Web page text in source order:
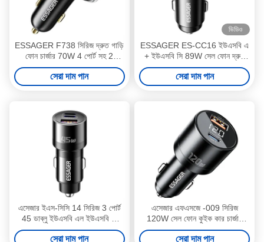
ESSAGER F738 সিরিজ দ্রুত গাড়ি
ফোন চার্জার 70W 4 পোর্ট সহ 2
ইউএসবি A 2 ইউএসবি সি
সেরা দাম পান
ভিডিও
ESSAGER ES-CC16 ইউএসবি এ
+ ইউএসবি সি 89W সেল ফোন দ্রুত
চার্জিং গাড়ি চার্জার
সেরা দাম পান
এসেজার ইএস-সিসি 14 সিরিজ 3 পোর্ট
45 ডাব্লু ইউএসবি এল ইউএসবি সি
টাইপ সি ফাস্ট গাড়ি চার্জার
সেরা দাম পান
এসেজার এফএসজে -009 সিরিজ
120W সেল ফোন কুইক কার চার্জার
আউটলেট
সেরা দাম পান